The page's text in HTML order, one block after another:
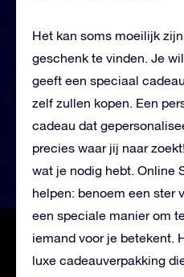
Het kan soms moeilijk
geschenk te vinden. Je
geeft een speciaal
zelf zullen kopen. Een
cadeau dat
precies waar jij naar
wat je nodig hebt. Online
helpen: benoem een ster
een speciale manier om
iemand voor je betekent.
luxe cadeauverpakking